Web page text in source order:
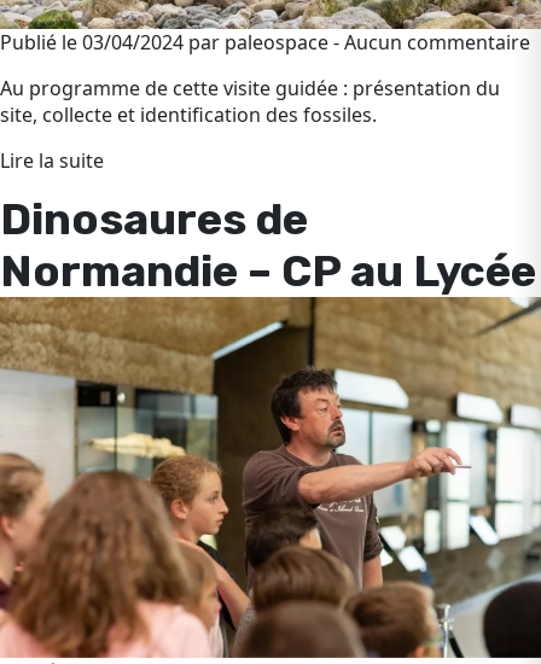
Publié le 03/04/2024 par paleospace - Aucun commentaire
Au programme de cette visite guidée : présentation du
site, collecte et identification des fossiles.
Lire la suite
Dinosaures de
Normandie – CP au Lycée